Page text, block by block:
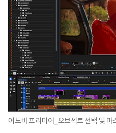
어도비 프리미어_오브젝트 선택 및 마